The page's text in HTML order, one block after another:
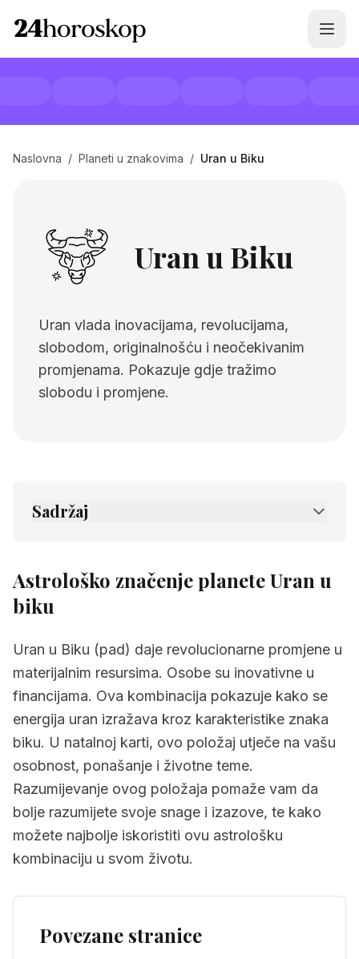
Naslovna / Planeti u znakovima / Uran u Biku
Uran u Biku
Uran vlada inovacijama, revolucijama,
slobodom, originalnošću i neočekivanim
promjenama. Pokazuje gdje tražimo
slobodu i promjene.
Sadržaj
Astrološko značenje planete Uran u
biku
Uran u Biku (pad) daje revolucionarne promjene u
materijalnim resursima. Osobe su inovativne u
financijama. Ova kombinacija pokazuje kako se
energija uran izražava kroz karakteristike znaka
biku. U natalnoj karti, ovo položaj utječe na vašu
osobnost, ponašanje i životne teme.
Razumijevanje ovog položaja pomaže vam da
bolje razumijete svoje snage i izazove, te kako
možete najbolje iskoristiti ovu astrološku
kombinaciju u svom životu.
Povezane stranice